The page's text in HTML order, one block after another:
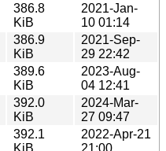
386.8
KiB
2021-Jan-
10 01:14
386.9
KiB
2021-Sep-
29 22:42
389.6
KiB
2023-Aug-
04 12:41
392.0
KiB
2024-Mar-
27 09:47
392.1
KiB
2022-Apr-21
21:00